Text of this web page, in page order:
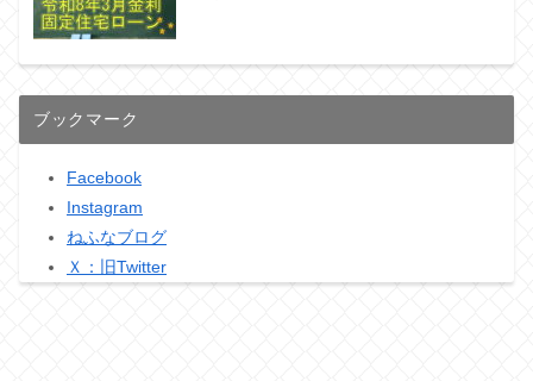
ブックマーク
Facebook
Instagram
ねふなブログ
Ｘ：旧Twitter